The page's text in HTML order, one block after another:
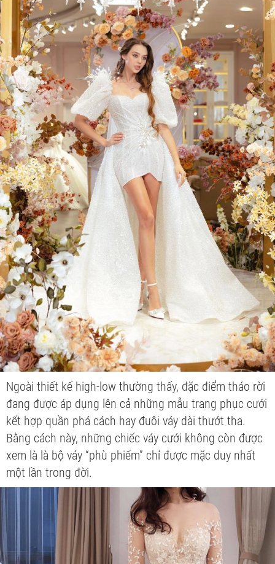
Ngoài thiết kế high-low thường thấy, đặc điểm tháo rời
đang được áp dụng lên cả những mẫu trang phục cưới
kết hợp quần phá cách hay đuôi váy dài thướt tha.
Bằng cách này, những chiếc váy cưới không còn được
xem là là bộ váy “phù phiếm” chỉ được mặc duy nhất
một lần trong đời.